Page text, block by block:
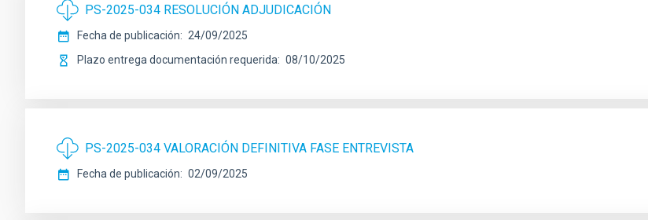
PS-2025-034 RESOLUCIÓN ADJUDICACIÓN
Fecha de publicación
24/09/2025
Plazo entrega documentación requerida
08/10/2025
PS-2025-034 VALORACIÓN DEFINITIVA FASE ENTREVISTA
Fecha de publicación 02/09/2025